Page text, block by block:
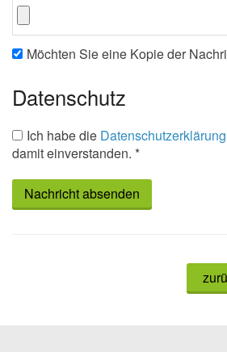
Möchten Sie eine Kopie der
Datenschutz
Ich habe die Datenschutzerklärung
damit einverstanden. *